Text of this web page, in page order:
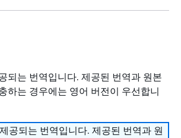
되는 번역입니다. 제공된 번역과 원본
하는 경우에는 영어 버전이 우선합니
공되는 번역입니다. 제공된 번역과 원